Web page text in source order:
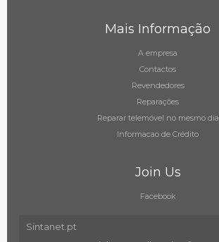
Mais Informação
A empresa
Contactos
Revendedores
Reparações
Reparar telemóvel no mesmo dia
Informacao de Crédito
Join Us
Facebook
Sintanet.pt